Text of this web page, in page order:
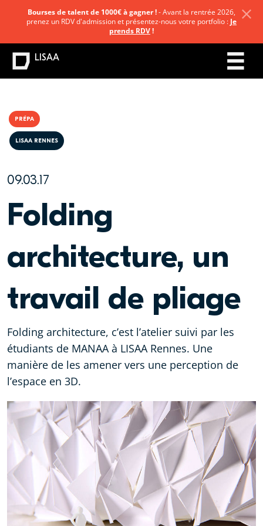
PRÉPA
09.03.17
LISAA RENNES
Folding
architecture, un
travail de pliage
Folding architecture, c’est l’atelier suivi par les
étudiants de MANAA à LISAA Rennes. Une
manière de les amener vers une perception de
l’espace en 3D.
Bourses de talent de 1000€ à gagner !- Avant la rentrée 2026,
prenez un RDV d'admission et présentez-nous votre portfolio : Je
prends RDV!
LISAA